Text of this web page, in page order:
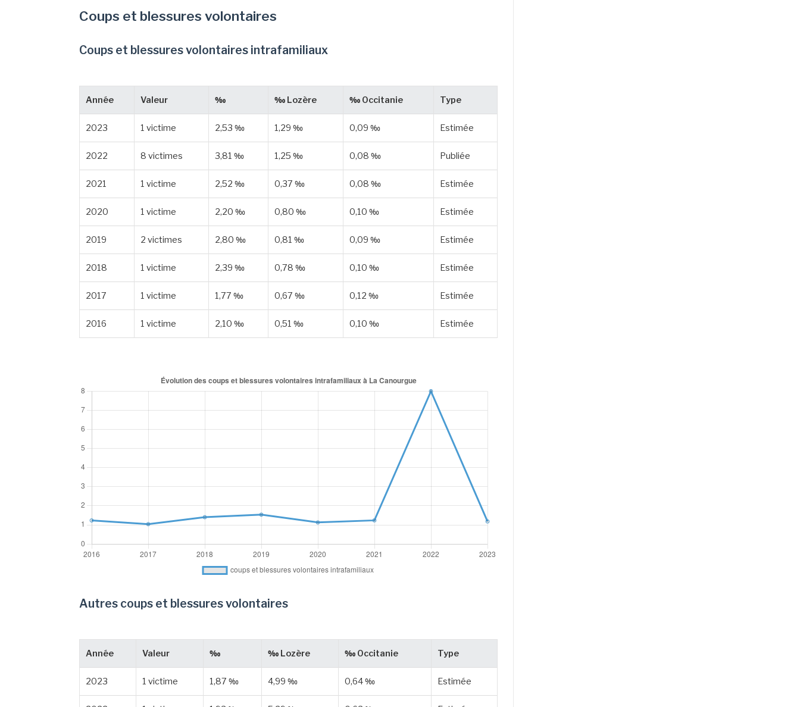
Coups et blessures volontaires
Coups et blessures volontaires intrafamiliaux
Année Valeur ‰ ‰ Lozère ‰ Occitanie Type
2023 1 victime 2,53 ‰ 1,29 ‰ 0,09 ‰ Estimée
2022 8 victimes 3,81 ‰ 1,25 ‰ 0,08 ‰ Publiée
2021 1 victime 2,52 ‰ 0,37 ‰ 0,08 ‰ Estimée
2020 1 victime 2,20 ‰ 0,80 ‰ 0,10 ‰ Estimée
2019 2 victimes 2,80 ‰ 0,81 ‰ 0,09 ‰ Estimée
2018 1 victime 2,39 ‰ 0,78 ‰ 0,10 ‰ Estimée
2017 1 victime 1,77 ‰ 0,67 ‰ 0,12 ‰ Estimée
2016 1 victime 2,10 ‰ 0,51 ‰ 0,10 ‰ Estimée
Autres coups et blessures volontaires
Année Valeur ‰ ‰ Lozère ‰ Occitanie Type
2023 1 victime 1,87 ‰ 4,99 ‰ 0,64 ‰ Estimée